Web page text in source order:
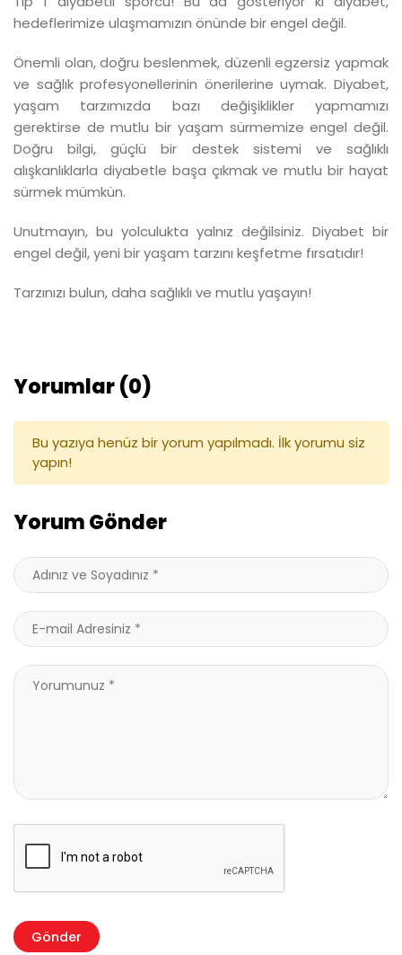
hedeflerimize ulaşmamızın önünde bir engel değil.
Önemli olan, doğru beslenmek, düzenli egzersiz yapmak
ve sağlık profesyonellerinin önerilerine uymak. Diyabet,
yaşam tarzımızda bazı değişiklikler yapmamızı
gerektirse de mutlu bir yaşam sürmemize engel değil.
Doğru bilgi, güçlü bir destek sistemi ve sağlıklı
alışkanlıklarla diyabetle başa çıkmak ve mutlu bir hayat
sürmek mümkün.
Unutmayın, bu yolculukta yalnız değilsiniz. Diyabet bir
engel değil, yeni bir yaşam tarzını keşfetme fırsatıdır!
Tarzınızı bulun, daha sağlıklı ve mutlu yaşayın!
Yorumlar (0)
Bu yazıya henüz bir yorum yapılmadı. İlk yorumu siz
yapın!
Yorum Gönder